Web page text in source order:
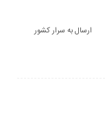
ارسال به سرار کشور